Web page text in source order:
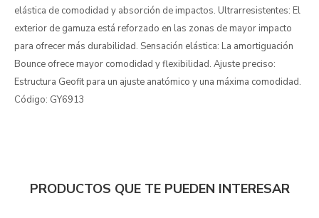
elástica de comodidad y absorción de impactos. Ultrarresistentes: El
exterior de gamuza está reforzado en las zonas de mayor impacto
para ofrecer más durabilidad. Sensación elástica: La amortiguación
Bounce ofrece mayor comodidad y flexibilidad. Ajuste preciso:
Estructura Geofit para un ajuste anatómico y una máxima comodidad.
Código: GY6913
PRODUCTOS QUE TE PUEDEN INTERESAR